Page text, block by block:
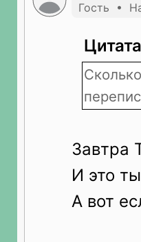
Гость •
Цитата
Завтра
И это
А вот